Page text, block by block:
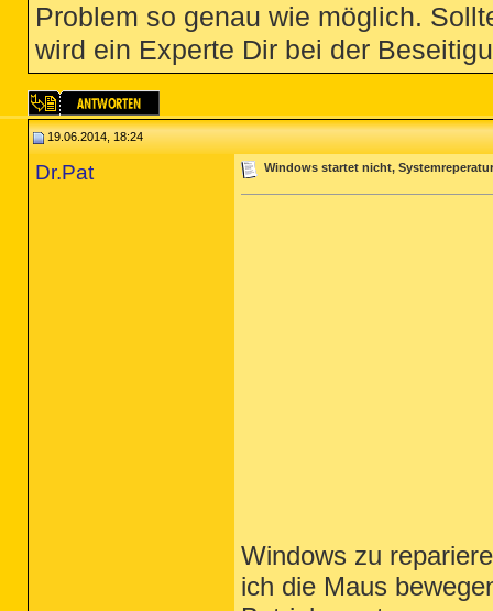
Problem so genau wie möglich.
wird ein Experte Dir bei der
19.06.2014, 18:24
Dr.Pat Windows startet nicht,
Windows zu
ich die Maus